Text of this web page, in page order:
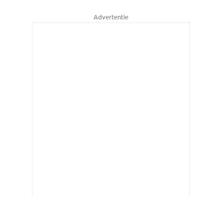
Advertentie